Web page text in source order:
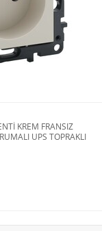
KREM FRANSIZ
UPS TOPRAKLI